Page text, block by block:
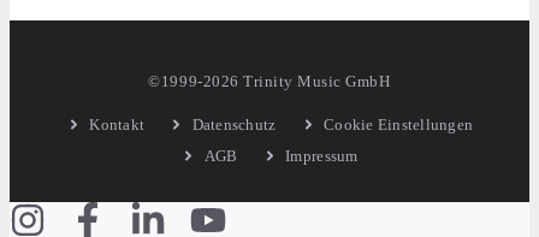
©1999-2026 Trinity Music GmbH
Kontakt Datenschutz
Cookie Einstellungen
AGB
Impressum